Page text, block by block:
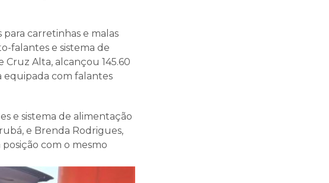
carretinhas e malas
falantes e sistema de
Alta, alcançou 145.60
equipada com falantes
e sistema de alimentação
e Brenda Rodrigues,
com o mesmo